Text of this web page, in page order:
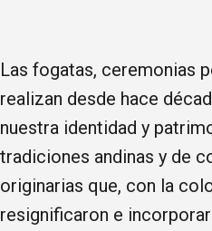
Las fogatas, ceremonias
realizan desde hace
nuestra identidad y
tradiciones andinas y de
originarias que, con la
resignificaron e